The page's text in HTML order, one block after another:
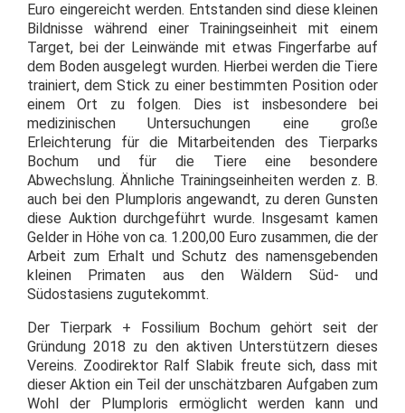
Euro eingereicht werden. Entstanden sind diese kleinen
Bildnisse während einer Trainingseinheit mit einem
Target, bei der Leinwände mit etwas Fingerfarbe auf
dem Boden ausgelegt wurden. Hierbei werden die Tiere
trainiert, dem Stick zu einer bestimmten Position oder
einem Ort zu folgen. Dies ist insbesondere bei
medizinischen Untersuchungen eine große
Erleichterung für die Mitarbeitenden des Tierparks
Bochum und für die Tiere eine besondere
Abwechslung. Ähnliche Trainingseinheiten werden z. B.
auch bei den Plumploris angewandt, zu deren Gunsten
diese Auktion durchgeführt wurde. Insgesamt kamen
Gelder in Höhe von ca. 1.200,00 Euro zusammen, die der
Arbeit zum Erhalt und Schutz des namensgebenden
kleinen Primaten aus den Wäldern Süd- und
Südostasiens zugutekommt.
Der Tierpark + Fossilium Bochum gehört seit der
Gründung 2018 zu den aktiven Unterstützern dieses
Vereins. Zoodirektor Ralf Slabik freute sich, dass mit
dieser Aktion ein Teil der unschätzbaren Aufgaben zum
Wohl der Plumploris ermöglicht werden kann und